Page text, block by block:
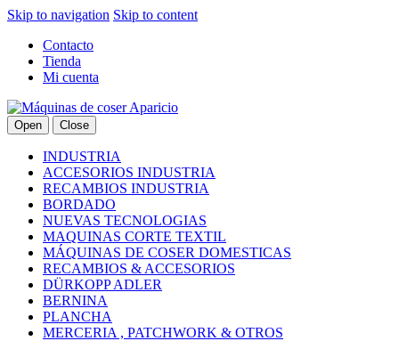
Skip to navigation Skip to content
Contacto
Tienda
Mi cuenta
Open Close
INDUSTRIA
ACCESORIOS INDUSTRIA
RECAMBIOS INDUSTRIA
BORDADO
NUEVAS TECNOLOGIAS
MAQUINAS CORTE TEXTIL
MÁQUINAS DE COSER DOMESTICAS
RECAMBIOS & ACCESORIOS
DÜRKOPP ADLER
BERNINA
PLANCHA
MERCERIA , PATCHWORK & OTROS